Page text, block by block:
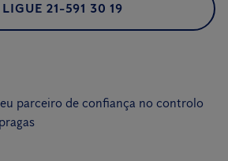
21-591 30 19
parceiro de confiança no controlo